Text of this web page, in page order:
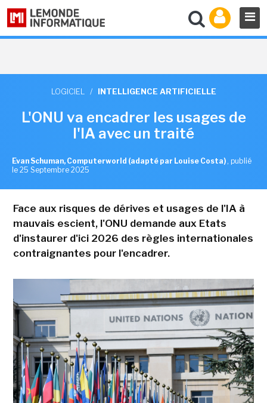
LOGICIEL / INTELLIGENCE ARTIFICIELLE
L'ONU va encadrer les usages de
l'IA avec un traité
Evan Schuman, Computerworld (adapté par Louise Costa) , publié
le 25 Septembre 2025
Face aux risques de dérives et usages de l'IA à
mauvais escient, l'ONU demande aux Etats
d'instaurer d'ici 2026 des règles internationales
contraignantes pour l'encadrer.